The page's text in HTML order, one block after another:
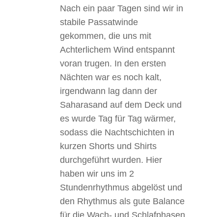
Nach ein paar Tagen sind wir in
stabile Passatwinde
gekommen, die uns mit
Achterlichem Wind entspannt
voran trugen. In den ersten
Nächten war es noch kalt,
irgendwann lag dann der
Saharasand auf dem Deck und
es wurde Tag für Tag wärmer,
sodass die Nachtschichten in
kurzen Shorts und Shirts
durchgeführt wurden. Hier
haben wir uns im 2
Stundenrhythmus abgelöst und
den Rhythmus als gute Balance